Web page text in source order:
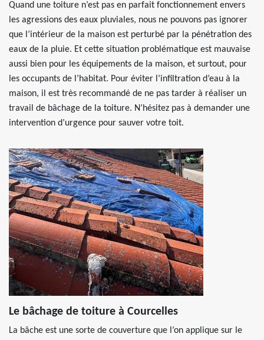
Quand une toiture n’est pas en parfait fonctionnement envers
les agressions des eaux pluviales, nous ne pouvons pas ignorer
que l’intérieur de la maison est perturbé par la pénétration des
eaux de la pluie. Et cette situation problématique est mauvaise
aussi bien pour les équipements de la maison, et surtout, pour
les occupants de l’habitat. Pour éviter l’infiltration d’eau à la
maison, il est très recommandé de ne pas tarder à réaliser un
travail de bâchage de la toiture. N’hésitez pas à demander une
intervention d’urgence pour sauver votre toit.
Le bâchage de toiture à Courcelles
La bâche est une sorte de couverture que l’on applique sur le